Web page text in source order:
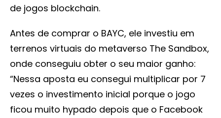
de jogos blockchain.
Antes de comprar o BAYC, ele investiu em
terrenos virtuais do metaverso The Sandbox,
onde conseguiu obter o seu maior ganho:
“Nessa aposta eu consegui multiplicar por 7
vezes o investimento inicial porque o jogo
ficou muito hypado depois que o Facebook